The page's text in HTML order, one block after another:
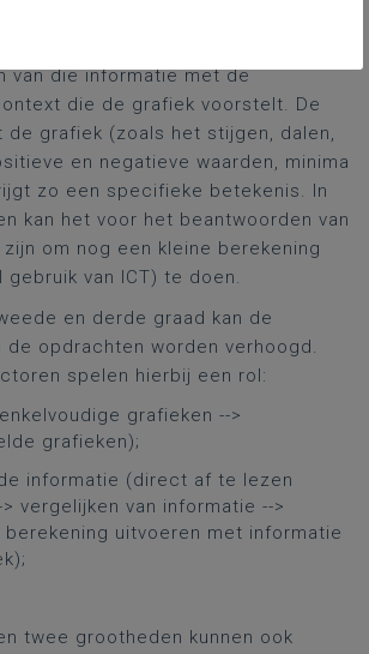
van die informatie met de
die de grafiek voorstelt. De
de grafiek (zoals het stijgen, dalen,
en negatieve waarden, minima
zo een specifieke betekenis. In
kan het voor het beantwoorden van
om nog een kleine berekening
van ICT) te doen.
en derde graad kan de
de opdrachten worden verhoogd.
spelen hierbij een rol:
grafieken -->
grafieken);
informatie (direct af te lezen
vergelijken van informatie -->
berekening uitvoeren met informatie
twee grootheden kunnen ook